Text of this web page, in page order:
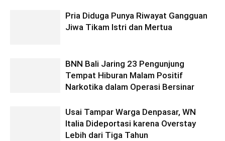
Pria Diduga Punya Riwayat Gangguan
Jiwa Tikam Istri dan Mertua
BNN Bali Jaring 23 Pengunjung
Tempat Hiburan Malam Positif
Narkotika dalam Operasi Bersinar
Usai Tampar Warga Denpasar, WN
Italia Dideportasi karena Overstay
Lebih dari Tiga Tahun